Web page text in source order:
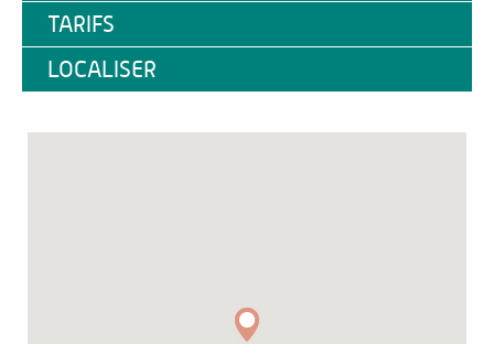
TARIFS
LOCALISER